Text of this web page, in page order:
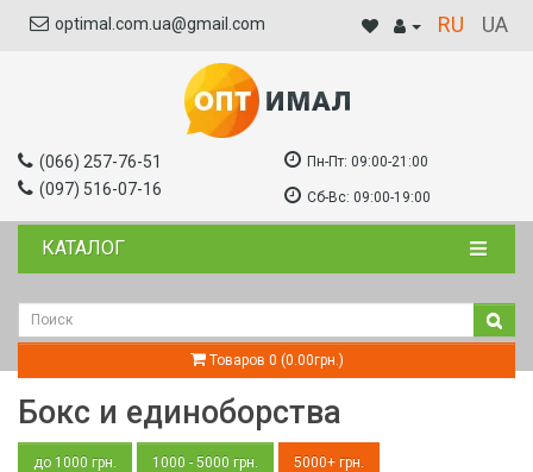
optimal.com.ua@gmail.com RU UA
(066) 257-76-51
(097) 516-07-16
Пн-Пт: 09:00-21:00
Сб-Вс: 09:00-19:00
КАТАЛОГ
Товаров 0 (0.00грн.)
Бокс и единоборства
до 1000 грн. 1000 - 5000 грн. 5000+ грн.